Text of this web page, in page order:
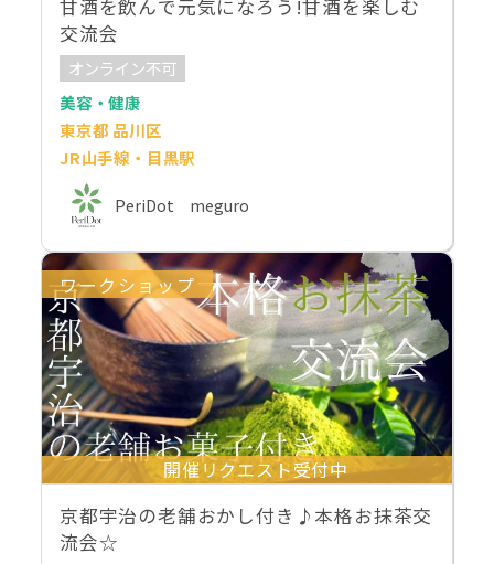
甘酒を飲んで元気になろう!甘酒を楽しむ
交流会
オンライン不可
美容・健康
東京都 品川区
JR山手線・目黒駅
PeriDot meguro
ワークショップ
開催リクエスト受付中
京都宇治の老舗おかし付き♪本格お抹茶交
流会☆